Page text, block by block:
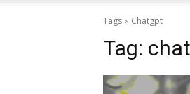
Tags Chatgpt
Tag: